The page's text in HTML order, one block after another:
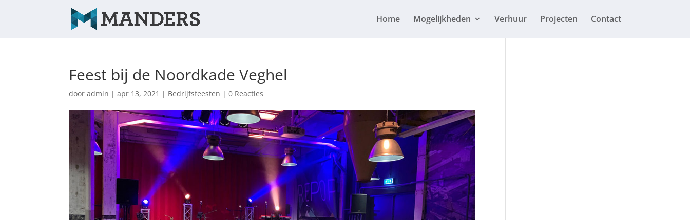
Home Mogelijkheden Verhuur Projecten Contact
Feest bij de Noordkade Veghel
dooradmin |apr 13, 2021 | Bedrijfsfeesten |0 Reacties